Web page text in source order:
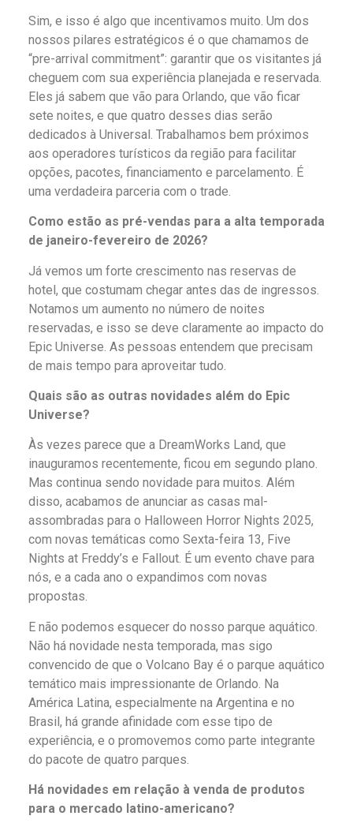
Sim, e isso é algo que incentivamos muito. Um dos
nossos pilares estratégicos é o que chamamos de
“pre-arrival commitment”: garantir que os visitantes já
cheguem com sua experiência planejada e reservada.
Eles já sabem que vão para Orlando, que vão ficar
sete noites, e que quatro desses dias serão
dedicados à Universal. Trabalhamos bem próximos
aos operadores turísticos da região para facilitar
opções, pacotes, financiamento e parcelamento. É
uma verdadeira parceria com o trade.
Como estão as pré-vendas para a alta temporada
de janeiro-fevereiro de 2026?
Já vemos um forte crescimento nas reservas de
hotel, que costumam chegar antes das de ingressos.
Notamos um aumento no número de noites
reservadas, e isso se deve claramente ao impacto do
Epic Universe. As pessoas entendem que precisam
de mais tempo para aproveitar tudo.
Quais são as outras novidades além do Epic
Universe?
Às vezes parece que a DreamWorks Land, que
inauguramos recentemente, ficou em segundo plano.
Mas continua sendo novidade para muitos. Além
disso, acabamos de anunciar as casas mal-
assombradas para o Halloween Horror Nights 2025,
com novas temáticas como Sexta-feira 13, Five
Nights at Freddy’s e Fallout. É um evento chave para
nós, e a cada ano o expandimos com novas
propostas.
E não podemos esquecer do nosso parque aquático.
Não há novidade nesta temporada, mas sigo
convencido de que o Volcano Bay é o parque aquático
temático mais impressionante de Orlando. Na
América Latina, especialmente na Argentina e no
Brasil, há grande afinidade com esse tipo de
experiência, e o promovemos como parte integrante
do pacote de quatro parques.
Há novidades em relação à venda de produtos
para o mercado latino-americano?